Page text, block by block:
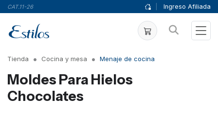
CAT.11-26 Ingreso Afiliada
Tienda Cocina y mesa Menaje de cocina
Moldes Para Hielos
Chocolates